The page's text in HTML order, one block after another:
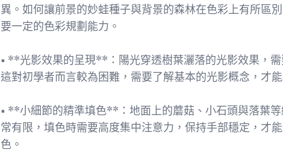
異。如何讓前景的妙蛙種子與背景的森林在色彩上有所區
要一定的色彩規劃能力。
• **光影效果的呈現**：陽光穿透樹葉灑落的光影效果，
這對初學者而言較為困難，需要了解基本的光影概念，才
• **小細節的精準填色**：地面上的蘑菇、小石頭與落葉
常有限，填色時需要高度集中注意力，保持手部穩定，才
色。